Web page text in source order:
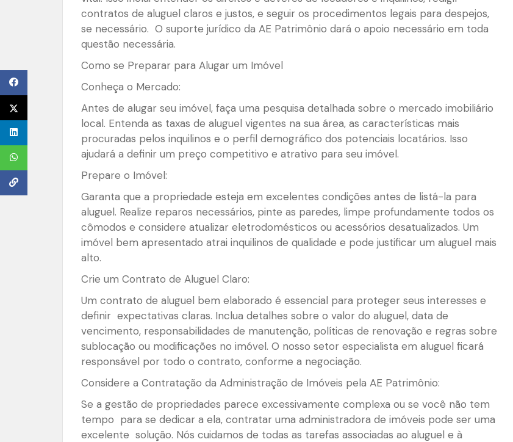
contratos de aluguel claros e justos, e seguir os procedimentos legais para despejos,
se necessário. O suporte jurídico da AE Patrimônio dará o apoio necessário em toda
questão necessária.
Como se Preparar para Alugar um Imóvel
Conheça o Mercado:
Antes de alugar seu imóvel, faça uma pesquisa detalhada sobre o mercado imobiliário
local. Entenda as taxas de aluguel vigentes na sua área, as características mais
procuradas pelos inquilinos e o perfil demográfico dos potenciais locatários. Isso
ajudará a definir um preço competitivo e atrativo para seu imóvel.
Prepare o Imóvel:
Garanta que a propriedade esteja em excelentes condições antes de listá-la para
aluguel. Realize reparos necessários, pinte as paredes, limpe profundamente todos os
cômodos e considere atualizar eletrodomésticos ou acessórios desatualizados. Um
imóvel bem apresentado atrai inquilinos de qualidade e pode justificar um aluguel mais
alto.
Crie um Contrato de Aluguel Claro:
Um contrato de aluguel bem elaborado é essencial para proteger seus interesses e
definir expectativas claras. Inclua detalhes sobre o valor do aluguel, data de
vencimento, responsabilidades de manutenção, políticas de renovação e regras sobre
sublocação ou modificações no imóvel. O nosso setor especialista em aluguel ficará
responsável por todo o contrato, conforme a negociação.
Considere a Contratação da Administração de Imóveis pela AE Patrimônio:
Se a gestão de propriedades parece excessivamente complexa ou se você não tem
tempo para se dedicar a ela, contratar uma administradora de imóveis pode ser uma
excelente solução. Nós cuidamos de todas as tarefas associadas ao aluguel e à